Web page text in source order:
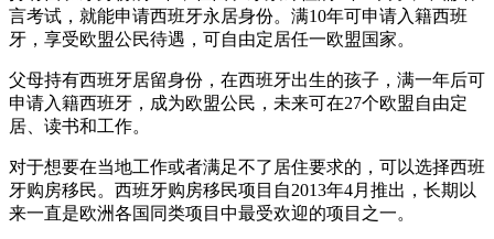
言考试，就能申请西班牙永居身份。满10年可申请入籍西班
牙，享受欧盟公民待遇，可自由定居任一欧盟国家。
父母持有西班牙居留身份，在西班牙出生的孩子，满一年后可
申请入籍西班牙，成为欧盟公民，未来可在27个欧盟自由定
居、读书和工作。
对于想要在当地工作或者满足不了居住要求的，可以选择西班
牙购房移民。西班牙购房移民项目自2013年4月推出，长期以
来一直是欧洲各国同类项目中最受欢迎的项目之一。